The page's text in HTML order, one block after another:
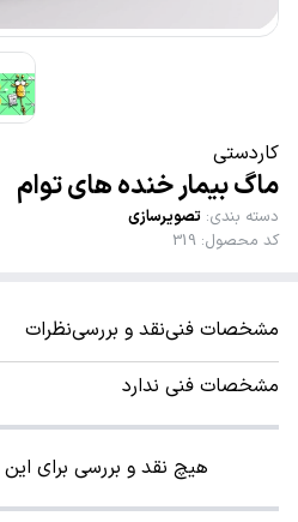
کاردستی
ماگ بیمار خنده های توام
دسته بندی: تصویرسازی
کد محصول:
319
مشخصات فنینقد و بررسینظرات
مشخصات فنی ندارد
هیچ نقد و بررسی برای